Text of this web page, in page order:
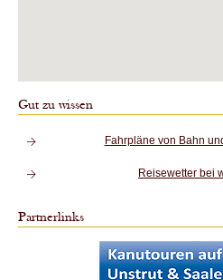
Gut zu wissen
Fahrpläne von Bahn
Reisewetter bei
Partnerlinks